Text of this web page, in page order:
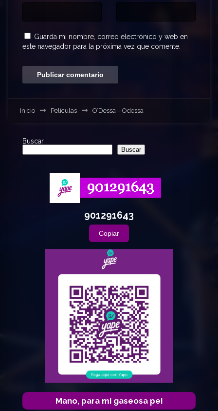
Guarda mi nombre, correo electrónico y web en
este navegador para la próxima vez que comente.
Inicio Películas O’Dessa – Odessa
Buscar
Buscar
901291643
Copiar
Mano, para mi gaseosa pe!